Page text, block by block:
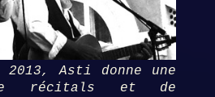
Asti donne une
récitals et
de